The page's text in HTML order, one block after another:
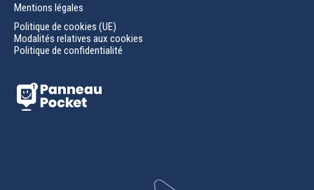
Mentions légales
Politique de cookies (UE)
Modalités relatives aux cookies
Politique de confidentialité